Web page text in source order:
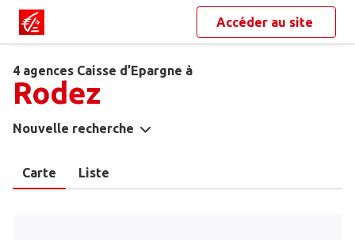
Accéder au site
4 agences Caisse d’Epargne à
Rodez
Nouvelle recherche
Carte Liste